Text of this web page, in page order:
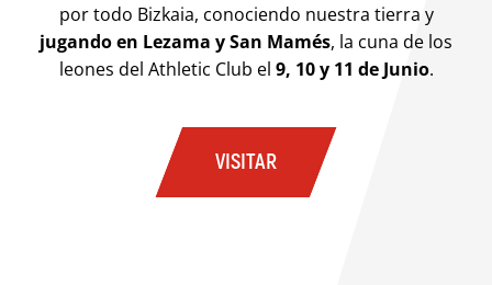
por todo Bizkaia, conociendo nuestra tierra y
jugando en Lezama y San Mamés, la cuna de los
leones del Athletic Club el 9, 10 y 11 de Junio.
VISITAR